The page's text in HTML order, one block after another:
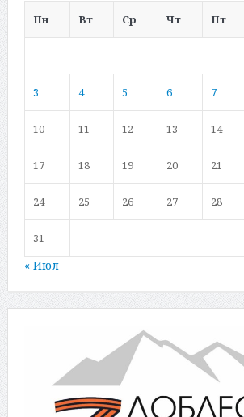
Пн
Вт Ср Чт Пт
3 4 5 6 7
10 11 12 13 14
17 18 19 20 21
24 25 26 27 28
31
« Июл